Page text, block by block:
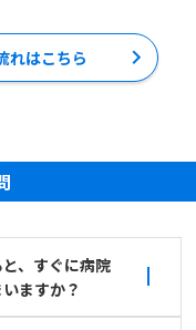
れはこちら
、すぐに病院
ますか？